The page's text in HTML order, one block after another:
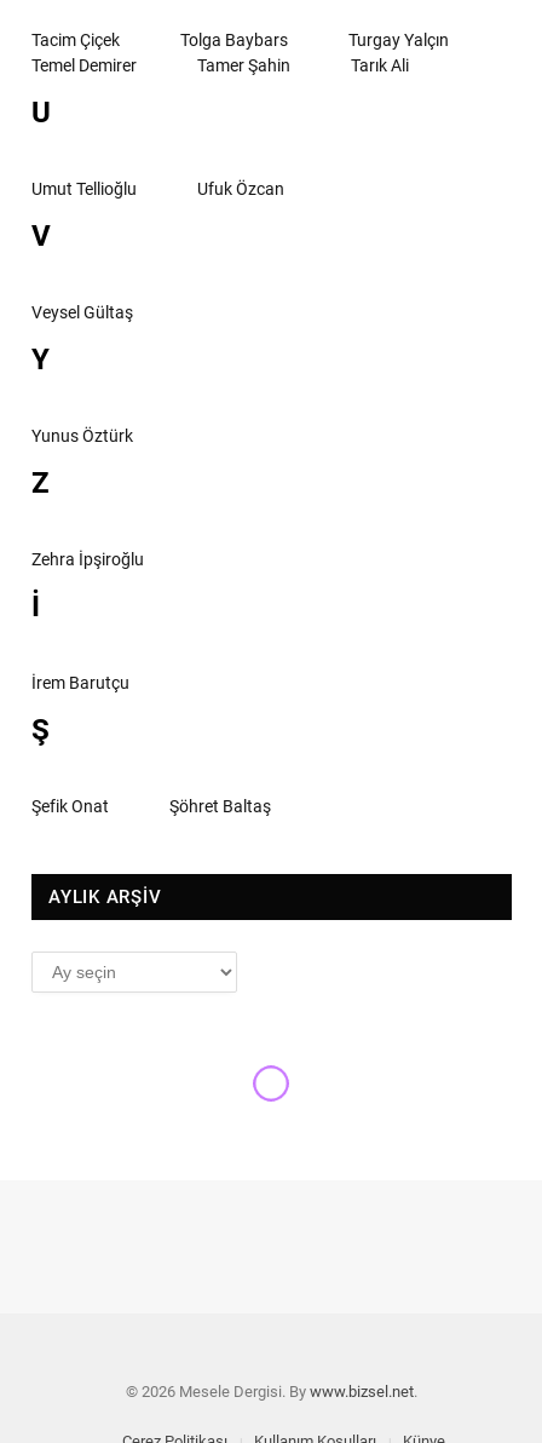
Tacim Çiçek Tolga Baybars
Turgay Yalçın
Temel Demirer
Tamer Şahin Tarık Ali
U
Umut Tellioğlu Ufuk Özcan
V
Veysel Gültaş
Y
Yunus Öztürk
Z
Zehra İpşiroğlu
İ
İrem Barutçu
Ş
Şefik Onat Şöhret Baltaş
AYLIK ARŞİV
AYLIK
ARŞİV